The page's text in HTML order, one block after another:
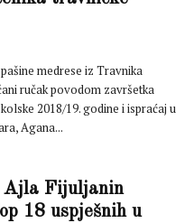
medrese iz Travnika
ručak povodom završetka
2018/19. godine i ispraćaj u
Agana...
Ajla Fijuljanin
18 uspješnih u